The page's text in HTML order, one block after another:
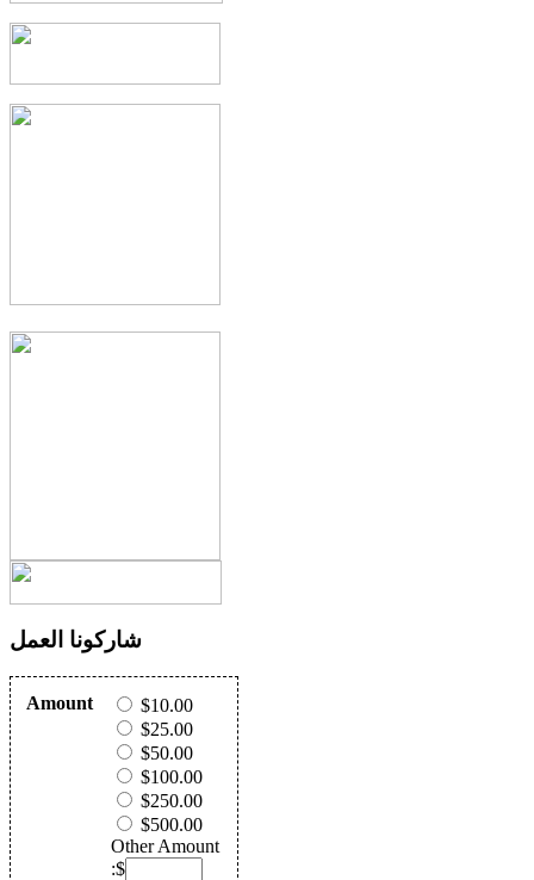
شاركونا العمل
Amount
$10.00
$25.00
$50.00
$100.00
$250.00
$500.00
Other Amount
:$